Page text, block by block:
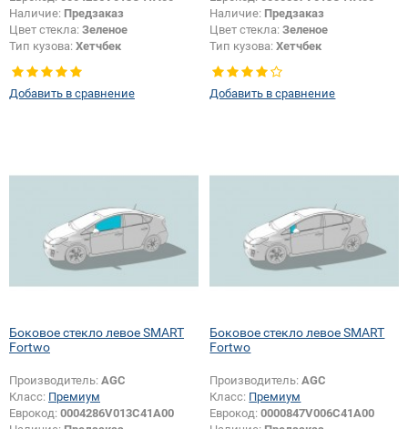
Наличие: Предзаказ
Цвет стекла: Зеленое
Тип кузова: Хетчбек
Добавить в сравнение
Наличие: Предзаказ
Цвет стекла:Зеленое
Тип кузова:Хетчбек
Добавить в сравнение
Боковое стекло левое SMART
Fortwo
Производитель: AGC
Класс: Премиум
Еврокод: 0004286V013C41A00
Боковое стекло левое SMART
Fortwo
Производитель:AGC
Класс: Премиум
Еврокод:0000847V006C41A00